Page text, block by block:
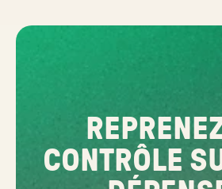
CONTRÔLE